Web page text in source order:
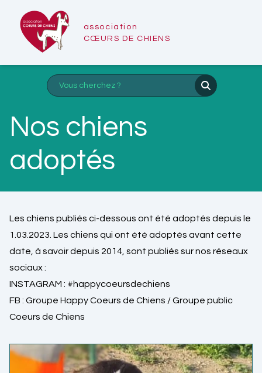
association
CŒURS DE CHIENS
Nos chiens
adoptés
Les chiens publiés ci-dessous ont été adoptés depuis le
1.03.2023. Les chiens qui ont été adoptés avant cette
date, à savoir depuis 2014, sont publiés sur nos réseaux
sociaux :
INSTAGRAM : #happycoeursdechiens
FB : Groupe Happy Coeurs de Chiens /Groupe public
Coeurs de Chiens